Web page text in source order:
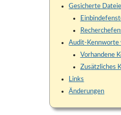
Gesicherte
Audit-Kennworte
Vorhandene
Zusätzliches
Links
Änderungen